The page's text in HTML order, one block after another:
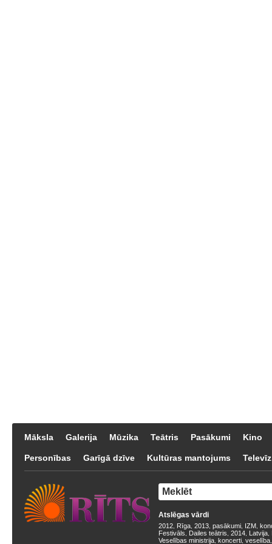
Māksla Galerija Mūzika Teātris Pasākumi Kino
Personības Garīgā dzīve Kultūras mantojums
Atslēgas vārdi
2012 Rīga 2013 pasākumi IZM
Festivāls
Dailes teātris 2014 Latvija
Veselības ministrija koncerti veselība